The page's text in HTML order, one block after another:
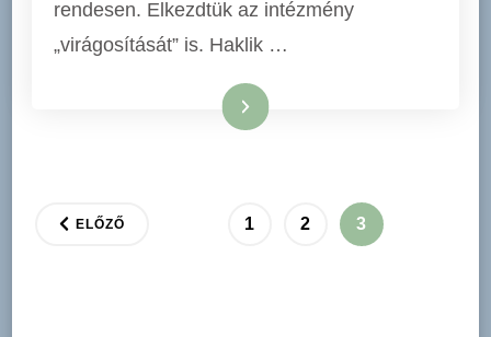
rendesen. Elkezdtük az intézmény
„virágosítását” is. Haklik …
Tovább
Bejegyzések
ELŐZŐ OLDAL
1 OLDAL
2 OLDAL
3